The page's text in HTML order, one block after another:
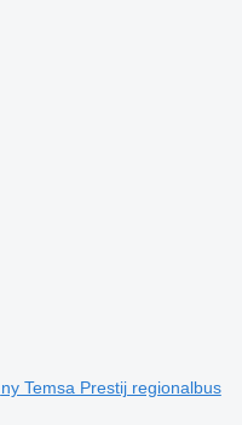
ny Temsa Prestij regionalbus